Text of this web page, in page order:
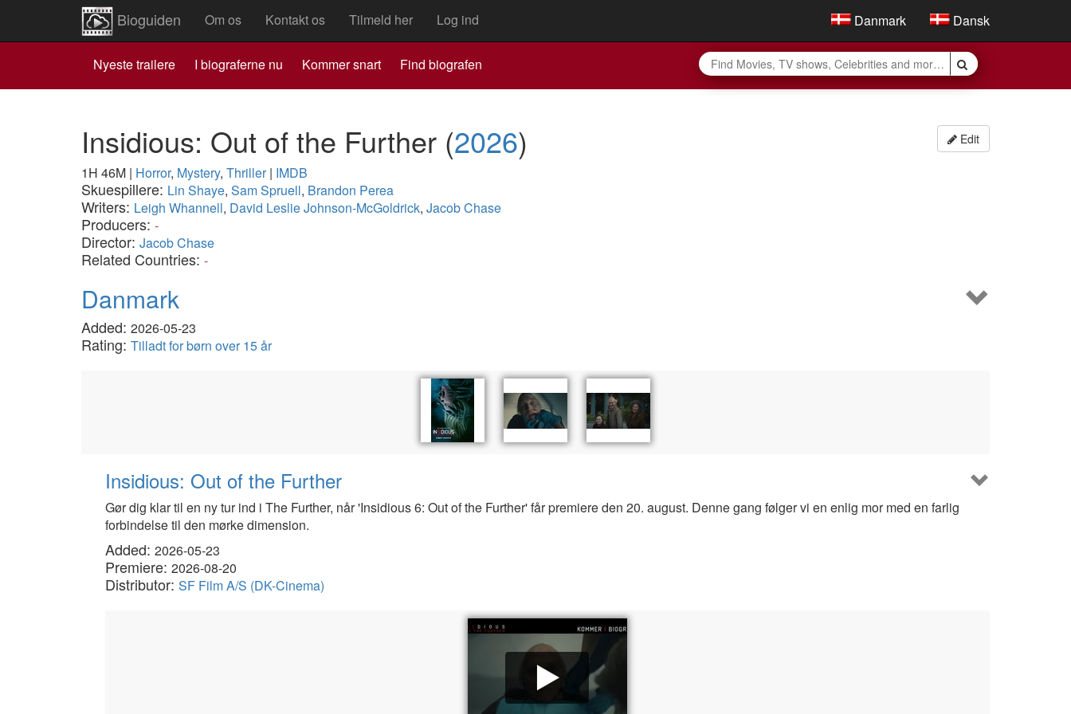
Bioguiden Om os Kontakt os Tilmeld her Log ind Danmark Dansk
Nyeste trailere I biograferne nu Kommer snart Find biografen
Edit
Insidious: Out of the Further (2026)
1H 46M | Horror, Mystery, Thriller| IMDB
Skuespillere: Lin Shaye, Sam Spruell, Brandon Perea
Writers: Leigh Whannell, David Leslie Johnson-McGoldrick, Jacob Chase
Producers: -
Director: Jacob Chase
Related Countries: -
Danmark
Added: 2026-05-23
Rating: Tilladt for børn over 15 år
Insidious: Out of the Further
Gør dig klar til en ny tur ind i The Further, når 'Insidious 6: Out of the Further' får premiere den 20. august. Denne gang følger vi en enlig mor med en farlig
forbindelse til den mørke dimension.
Added: 2026-05-23
Premiere: 2026-08-20
Distributor: SF Film A/S (DK-Cinema)